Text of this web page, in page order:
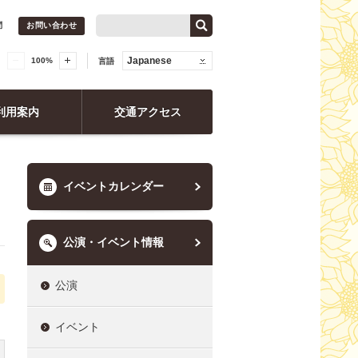
お問い合わせ
100% 言語 Japanese
用案内 交通アクセス
イベントカレンダー
公演・イベント情報
公演
イベント